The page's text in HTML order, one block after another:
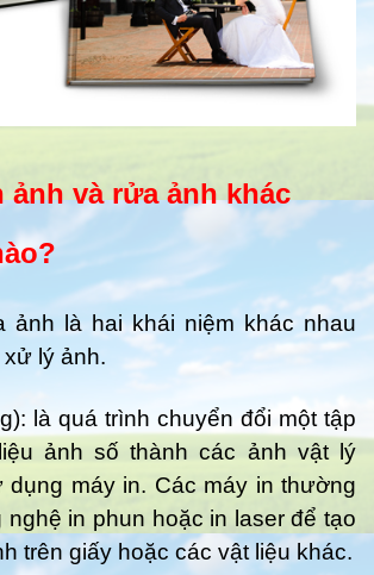
ảnh và rửa ảnh khác
ảnh là hai khái niệm khác nhau
lý ảnh.
là quá trình chuyển đổi một tập
ảnh số thành các ảnh vật lý
dụng máy in. Các máy in thường
in phun hoặc in laser để tạo
trên giấy hoặc các vật liệu khác.